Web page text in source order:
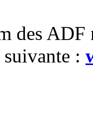
des ADF
suivante :